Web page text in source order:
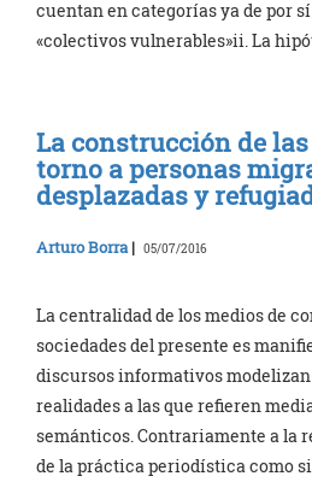
cuentan en categorías ya de por
«colectivos vulnerables»ii. La
La construcción de
torno a personas
desplazadas y
Arturo Borra | 05/07/2016
La centralidad de los medios de
sociedades del presente es
discursos informativos
realidades a las que refieren
semánticos. Contrariamente a la
de la práctica periodística como